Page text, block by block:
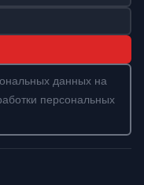
данных на
персональных